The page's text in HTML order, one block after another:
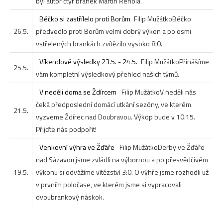
26.5.
Béčko si zastřílelo proti Borům Filip MužátkoBéčko
předvedlo proti Borům velmi dobrý výkon a po osmi
vstřelených brankách zvítězilo vysoko 8:0.
25.5.
Víkendové výsledky 23.5. - 24.5. Filip MužátkoPřinášíme
vám kompletní výsledkový přehled našich týmů.
21.5.
V neděli doma se Ždírcem Filip MužátkoV neděli nás
čeká předposlední domácí utkání sezóny, ve kterém
vyzveme Ždírec nad Doubravou. Výkop bude v 10:15.
Přijďte nás podpořit!
19.5.
Venkovní výhra ve Žďáře Filip MužátkoDerby ve Žďáře
nad Sázavou jsme zvládli na výbornou a po přesvědčivém
výkonu si odvážíme vítězství 3:0. O výhře jsme rozhodli už
v prvním poločase, ve kterém jsme si vypracovali
dvoubrankový náskok.